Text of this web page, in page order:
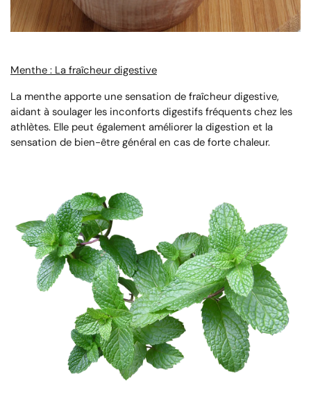
Menthe : La fraîcheur digestive
La menthe apporte une sensation de fraîcheur digestive,
aidant à soulager les inconforts digestifs fréquents chez les
athlètes. Elle peut également améliorer la digestion et la
sensation de bien-être général en cas de forte chaleur.